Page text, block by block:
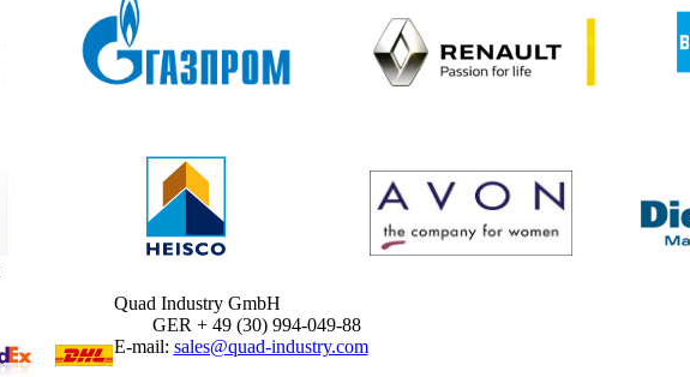
Quad Industry GmbH
GER + 49 (30) 994-049-88
E-mail: sales@quad-industry.com